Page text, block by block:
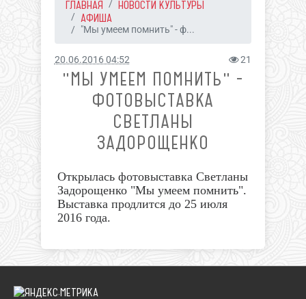
ГЛАВНАЯ
НОВОСТИ КУЛЬТУРЫ
АФИША
"Мы умеем помнить" - ф...
20.06.2016 04:52 21
"МЫ УМЕЕМ ПОМНИТЬ" -
ФОТОВЫСТАВКА
СВЕТЛАНЫ
ЗАДОРОЩЕНКО
Открылась фотовыставка Светланы
Задорощенко "Мы умеем помнить".
Выставка продлится до 25 июля
2016 года.